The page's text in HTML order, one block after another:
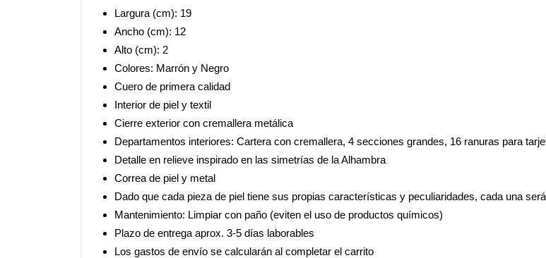
Largura (cm): 19
Ancho (cm): 12
Alto (cm): 2
Colores: Marrón y Negro
Cuero de primera calidad
Interior de piel y textil
Cierre exterior con cremallera metálica
Departamentos interiores: Cartera con cremallera, 4 secciones grandes, 16 ranuras para
Detalle en relieve inspirado en las simetrías de la Alhambra
Correa de piel y metal
Dado que cada pieza de piel tiene sus propias características y peculiaridades, cada una
Mantenimiento: Limpiar con paño (eviten el uso de productos químicos)
Plazo de entrega aprox. 3-5 días laborables
Los gastos de envío se calcularán al completar el carrito